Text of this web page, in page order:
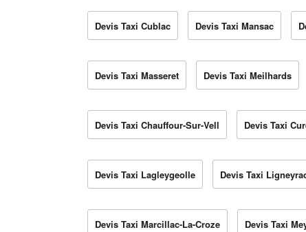
Devis Taxi Cublac Devis Taxi Mansac
Devis Taxi Masseret Devis Taxi Meilhards
Devis Taxi Chauffour-Sur-Vell Devis Taxi
Devis Taxi Lagleygeolle Devis Taxi
Devis Taxi Marcillac-La-Croze Devis Taxi